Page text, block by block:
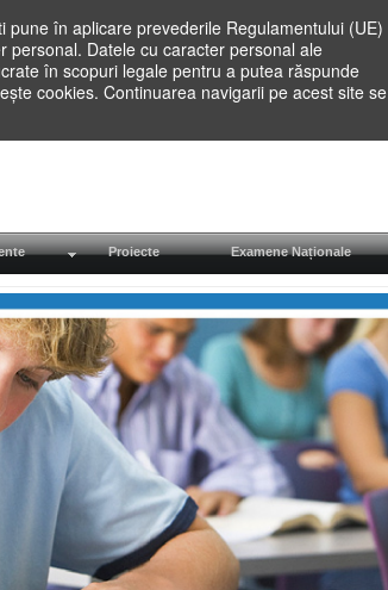
în aplicare prevederile Regulamentului (UE)
personal. Datele cu caracter personal ale
în scopuri legale pentru a putea răspunde
cookies. Continuarea navigarii pe acest site se
Proiecte Examene Naționale